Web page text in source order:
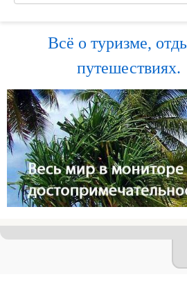
Всё о туризме,
путешествиях.